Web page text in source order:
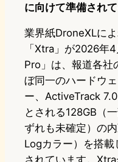
に向けて準備され
業界紙DroneXLに
「Xtra」が2026年
Pro」は、報道各社
ぼ同一のハードウ
ー、ActiveTrack
とされる128GB（
ずれも未確定）の
Logカラー）を搭載
されています。